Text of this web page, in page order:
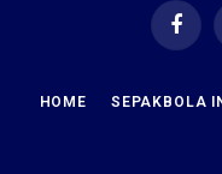
HOME SEPAKBOLA